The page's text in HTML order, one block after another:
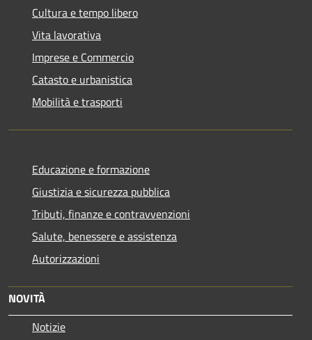
Cultura e tempo libero
Vita lavorativa
Imprese e Commercio
Catasto e urbanistica
Mobilità e trasporti
Educazione e formazione
Giustizia e sicurezza pubblica
Tributi, finanze e contravvenzioni
Salute, benessere e assistenza
Autorizzazioni
NOVITÀ
Notizie